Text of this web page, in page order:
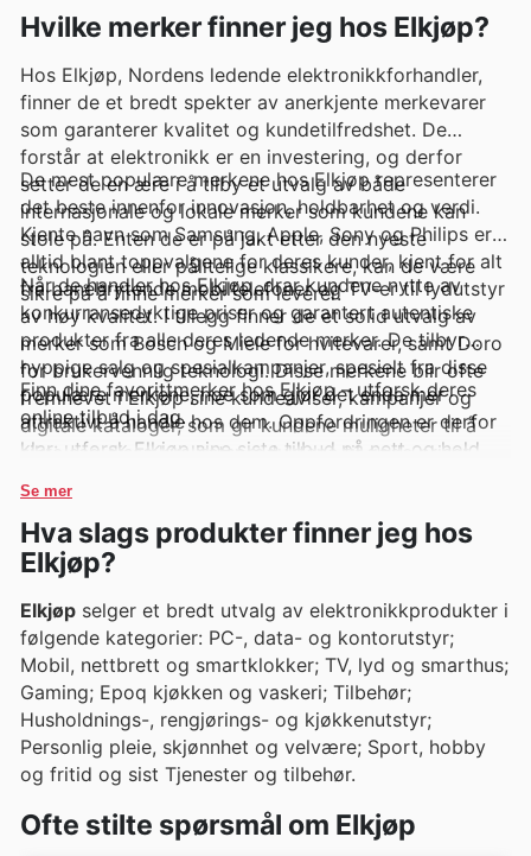
Hvilke merker finner jeg hos Elkjøp?
Hos Elkjøp, Nordens ledende elektronikkforhandler,
finner de et bredt spekter av anerkjente merkevarer
som garanterer kvalitet og kundetilfredshet. De
forstår at elektronikk er en investering, og derfor
setter de en ære i å tilby et utvalg av både
internasjonale og lokale merker som kundene kan
stole på. Enten de er på jakt etter den nyeste
teknologien eller pålitelige klassikere, kan de være
sikre på å finne merker som leverer.
De mest populære merkene hos Elkjøp representerer
det beste innenfor innovasjon, holdbarhet og verdi.
Kjente navn som Samsung, Apple, Sony og Philips er
alltid blant toppvalgene for deres kunder, kjent for alt
fra banebrytende mobiltelefoner og TV-er til lydutstyr
av høy kvalitet. I tillegg finner de et solid utvalg av
merker som Bosch og Miele for hvitevarer, samt Doro
for brukervennlig teknologi. Disse merkene blir ofte
fremhevet i Elkjøp sine kundeaviser, kampanjer og
digitale kataloger, som gir kundene muligheter til å
sikre seg disse kvalitetsproduktene til gode priser.
Når de handler hos Elkjøp, drar kundene nytte av
konkurransedyktige priser og garantert autentiske
produkter fra alle deres ledende merker. De tilbyr
hyppige salg og spesialkampanjer, spesielt fra disse
populære merkene, noe som gjør det enda mer
attraktivt å handle hos dem. Oppfordringen er derfor
klar: utforsk Elkjøp sine siste tilbud på nett og hold
rabatter.
Finn dine favorittmerker hos Elkjøp – utforsk deres
online tilbud i dag.
Se mer
Hva slags produkter finner jeg hos
Elkjøp?
Elkjøp selger et bredt utvalg av elektronikkprodukter i
følgende kategorier: PC-, data- og kontorutstyr;
Mobil, nettbrett og smartklokker; TV, lyd og smarthus;
Gaming; Epoq kjøkken og vaskeri; Tilbehør;
Husholdnings-, rengjørings- og kjøkkenutstyr;
Personlig pleie, skjønnhet og velvære; Sport, hobby
og fritid og sist Tjenester og tilbehør.
Ofte stilte spørsmål om Elkjøp